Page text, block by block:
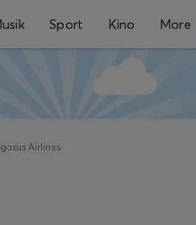
Sport Kino More
Airlines